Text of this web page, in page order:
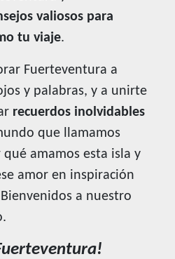
valiosos para
tu viaje.
Fuerteventura a
y palabras, y a unirte
recuerdos inolvidables
que llamamos
qué amamos esta isla y
amor en inspiración
a nuestro